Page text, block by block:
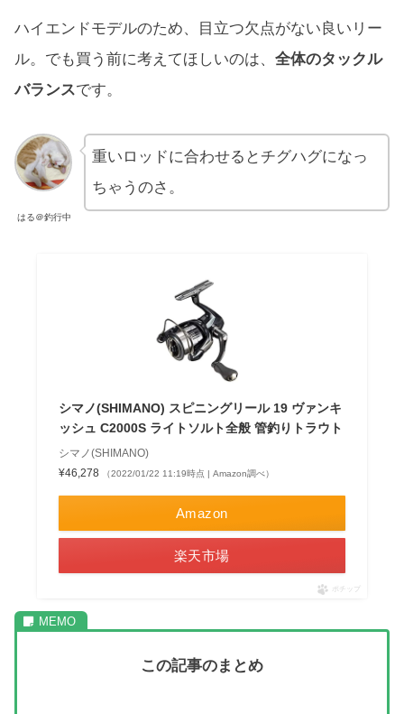
ハイエンドモデルのため、目立つ欠点がない良いリー
ル。でも買う前に考えてほしいのは、 全体のタックル
バランスです。
はる＠釣行中
重いロッドに合わせるとチグハグになっ
ちゃうのさ。
シマノ(SHIMANO) スピニングリール 19 ヴァンキ
ッシュ C2000S ライトソルト全般 管釣りトラウト
シマノ(SHIMANO)
¥46,278
（2022/01/22 11:19時点 | Amazon調べ）
Amazon
楽天市場
ポチップ
この記事のまとめ